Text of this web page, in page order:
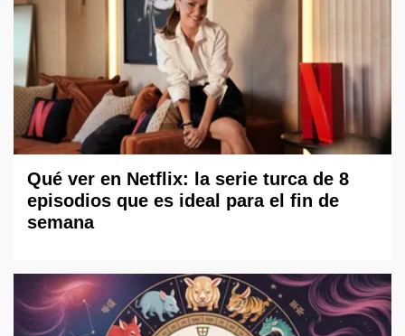
Qué ver en Netflix: la serie turca de 8
episodios que es ideal para el fin de
semana